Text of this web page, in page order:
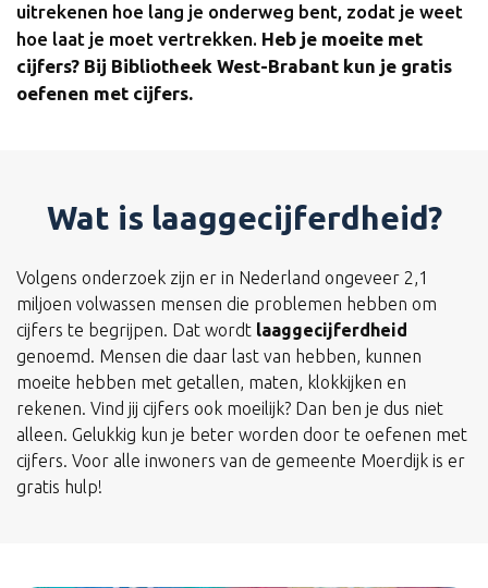
uitrekenen hoe lang je onderweg bent, zodat je weet
hoe laat je moet vertrekken. Heb je moeite met
cijfers? Bij Bibliotheek West-Brabant kun je gratis
oefenen met cijfers.
Wat is laaggecijferdheid?
Volgens onderzoek zijn er in Nederland ongeveer 2,1
miljoen volwassen mensen die problemen hebben om
cijfers te begrijpen. Dat wordt laaggecijferdheid
genoemd. Mensen die daar last van hebben, kunnen
moeite hebben met getallen, maten, klokkijken en
rekenen. Vind jij cijfers ook moeilijk? Dan ben je dus niet
alleen. Gelukkig kun je beter worden door te oefenen met
cijfers. Voor alle inwoners van de gemeente Moerdijk is er
gratis hulp!